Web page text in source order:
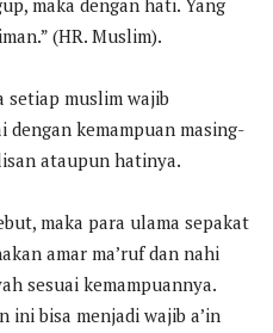
maka dengan hati. Yang
(HR. Muslim).
setiap muslim wajib
dengan kemampuan masing-
ataupun hatinya.
maka para ulama sepakat
amar ma’ruf dan nahi
sesuai kemampuannya.
ini bisa menjadi wajib a’in